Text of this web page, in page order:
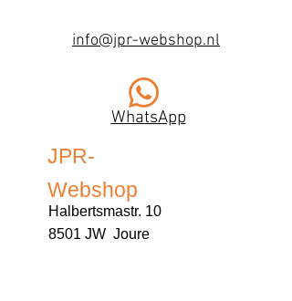
info@jpr-webshop.nl
WhatsApp
JPR-
Webshop
Halbertsmastr. 10
8501 JW Joure